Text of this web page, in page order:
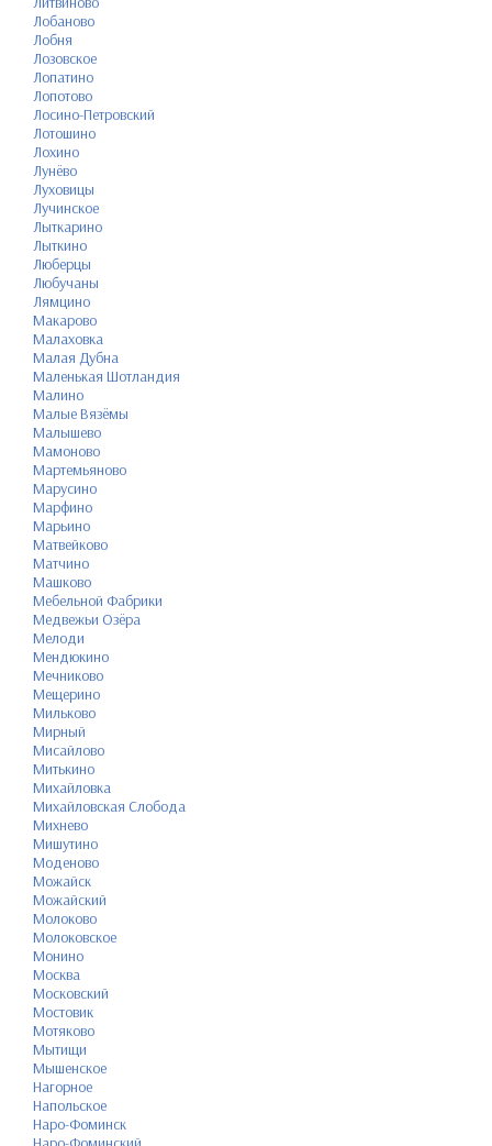
Лобаново
Лобня
Лозовское
Лопатино
Лопотово
Лосино-Петровский
Лотошино
Лохино
Лунёво
Луховицы
Лучинское
Лыткарино
Лыткино
Люберцы
Любучаны
Лямцино
Макарово
Малаховка
Малая Дубна
Маленькая Шотландия
Малино
Малые Вязёмы
Малышево
Мамоново
Мартемьяново
Марусино
Марфино
Марьино
Матвейково
Матчино
Машково
Мебельной Фабрики
Медвежьи Озёра
Мелоди
Мендюкино
Мечниково
Мещерино
Мильково
Мирный
Мисайлово
Митькино
Михайловка
Михайловская Слобода
Михнево
Мишутино
Моденово
Можайск
Можайский
Молоково
Молоковское
Монино
Москва
Московский
Мостовик
Мотяково
Мытищи
Мышенское
Нагорное
Напольское
Наро-Фоминск